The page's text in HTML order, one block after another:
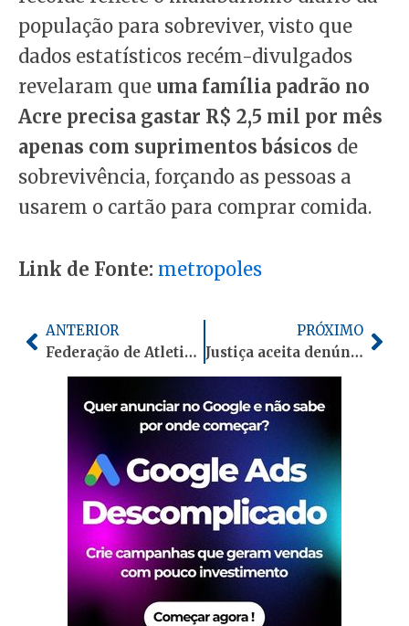
população para sobreviver, visto que
dados estatísticos recém-divulgados
revelaram que uma família padrão no
Acre precisa gastar R$ 2,5 mil por mês
apenas com suprimentos básicos de
sobrevivência, forçando as pessoas a
usarem o cartão para comprar comida.
Link de Fonte: metropoles
Anterior
ANTERIOR
Federação de Atletismo programa Campeonato Estadual Sub-20 no Sesi
PRÓXIMO
Justiça aceita denúncia e Deolane Bezerra se torna ré por lavagem de dinheiro